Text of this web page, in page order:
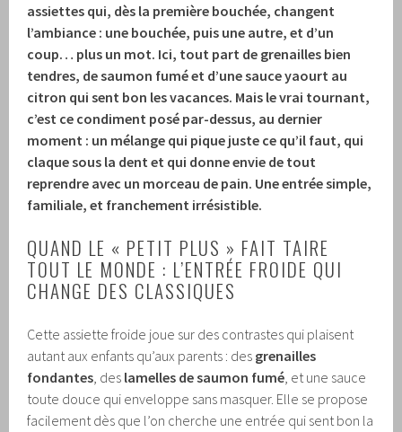
assiettes qui, dès la première bouchée, changent
l’ambiance : une bouchée, puis une autre, et d’un
coup… plus un mot. Ici, tout part de grenailles bien
tendres, de saumon fumé et d’une sauce yaourt au
citron qui sent bon les vacances. Mais le vrai tournant,
c’est ce condiment posé par-dessus, au dernier
moment : un mélange qui pique juste ce qu’il faut, qui
claque sous la dent et qui donne envie de tout
reprendre avec un morceau de pain. Une entrée simple,
familiale, et franchement irrésistible.
QUAND LE « PETIT PLUS » FAIT TAIRE
TOUT LE MONDE : L’ENTRÉE FROIDE QUI
CHANGE DES CLASSIQUES
Cette assiette froide joue sur des contrastes qui plaisent
autant aux enfants qu’aux parents : des grenailles
fondantes, des lamelles de saumon fumé, et une sauce
toute douce qui enveloppe sans masquer. Elle se propose
facilement dès que l’on cherche une entrée qui sent bon la